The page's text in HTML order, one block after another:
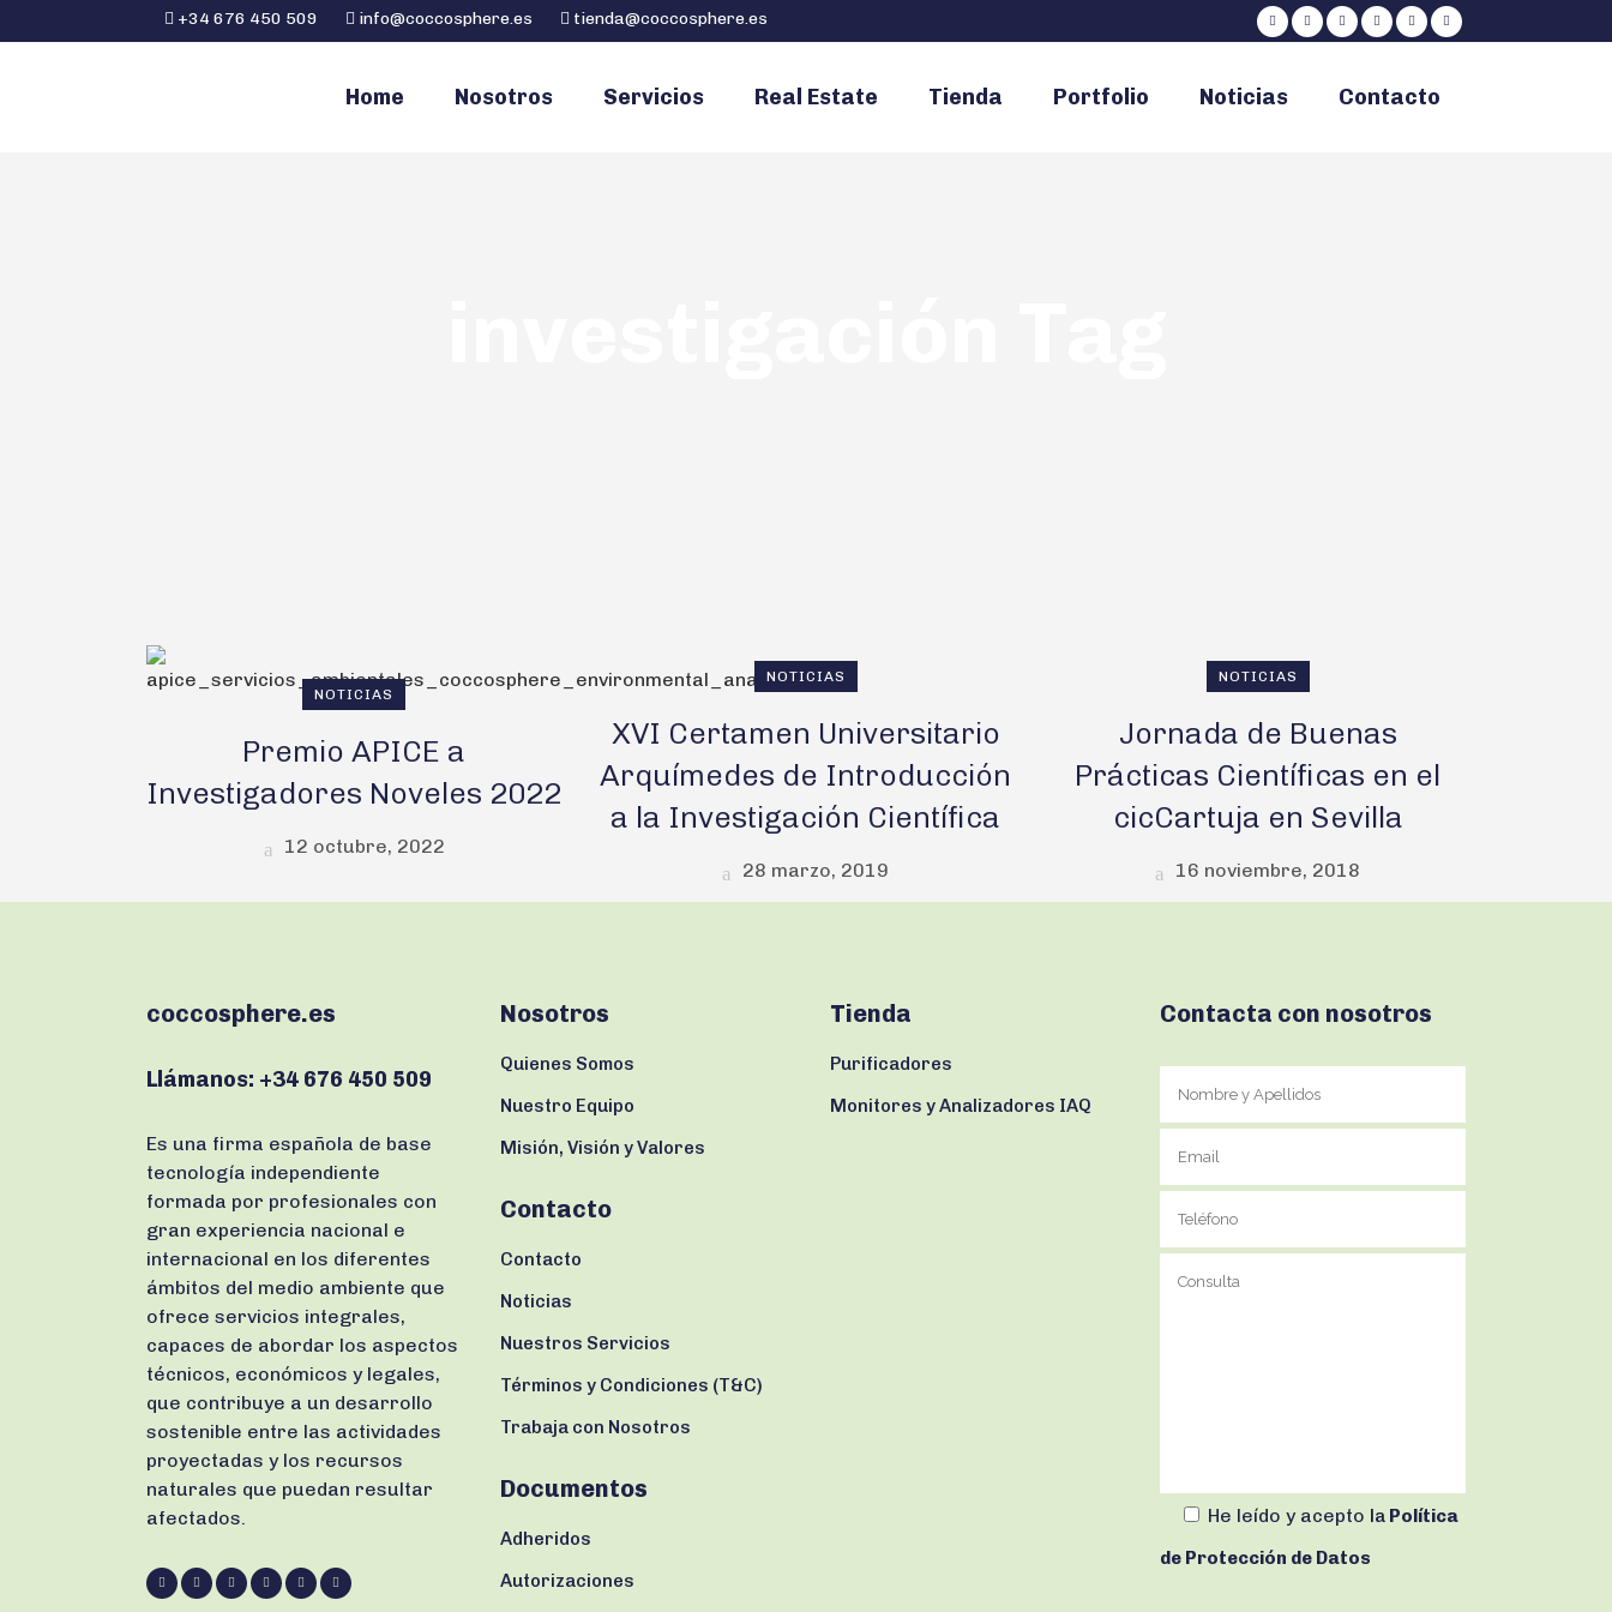
+34 676 450 509 info@coccosphere.es tienda@coccosphere.es
Home Nosotros Servicios Real Estate Tienda Portfolio Noticias Contacto
NOTICIAS
Premio APICE a
Investigadores Noveles 2022
12 octubre, 2022
NOTICIAS
XVI Certamen Universitario
Arquímedes de Introducción
a la Investigación Científica
28 marzo, 2019
NOTICIAS
Jornada de Buenas
Prácticas Científicas en el
cicCartuja en Sevilla
16 noviembre, 2018
coccosphere.es
Llámanos: +34 676 450 509
Es una firma española de base
tecnología independiente
formada por profesionales con
gran experiencia nacional e
internacional en los diferentes
ámbitos del medio ambiente que
ofrece servicios integrales,
capaces de abordar los aspectos
técnicos, económicos y legales,
que contribuye a un desarrollo
sostenible entre las actividades
proyectadas y los recursos
naturales que puedan resultar
afectados.
Nosotros
Quienes Somos
Nuestro Equipo
Misión, Visión y Valores
Contacto
Contacto
Noticias
Nuestros Servicios
Términos y Condiciones (T&C)
Trabaja con Nosotros
Documentos
Adheridos
Autorizaciones
Tienda
Purificadores
Monitores y Analizadores IAQ
Contacta con nosotros
He leído y acepto la Política
de Protección de Datos